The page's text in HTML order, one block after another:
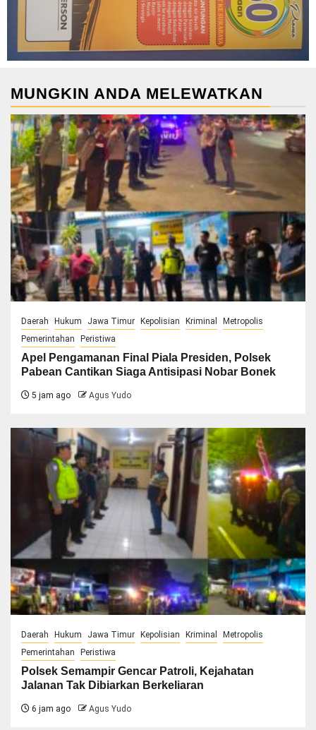
MUNGKIN ANDA MELEWATKAN
Daerah Hukum Jawa Timur Kepolisian Kriminal
Metropolis
Pemerintahan
Peristiwa
Apel Pengamanan Final Piala Presiden, Polsek
Pabean Cantikan Siaga Antisipasi Nobar Bonek
5 jam ago Agus Yudo
Daerah Hukum Jawa Timur Kepolisian Kriminal
Metropolis
Pemerintahan
Peristiwa
Polsek Semampir Gencar Patroli, Kejahatan
Jalanan Tak Dibiarkan Berkeliaran
6 jam ago Agus Yudo